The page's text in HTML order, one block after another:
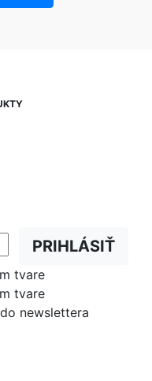
PRIHLÁSIŤ
tvare
tvare
newslettera